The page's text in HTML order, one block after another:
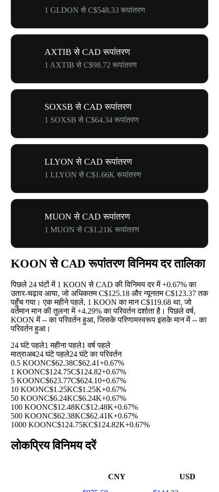
1 GLDON से C$548.33 रूपांतरण
AXTIB से CAD रूपांतरण
1 AXTIB से C$98.72 रूपांतरण
SOXSB से CAD रूपांतरण
1 SOXSB से C$64.34 रूपांतरण
LLYON से CAD रूपांतरण
1 LLYON से C$1.66K रूपांतरण
MUON से CAD रूपांतरण
1 MUON से C$1.21K रूपांतरण
KOON से CAD रूपांतरण विनिमय दर तालिका
पिछले 24 घंटों में 1 KOON से CAD की विनिमय दर में+0.67%का
उतार-चढ़ाव आया, जो अधिकतम C$125.18 और न्यूनतम C$123.37 तक
पहुँच गया। एक महीने पहले, 1 KOON का मान C$119.68 था, जो
वर्तमान मान की तुलना में+4.29%का परिवर्तन दर्शाता है। पिछले वर्ष,
KOON में--का परिवर्तन हुआ, जिसके परिणामस्वरूप इसके मान में--का
परिवर्तन हुआ।
24 घंटे पहले1 महीना पहले1 वर्ष पहले
मात्राअब24 घंटे पहले24 घंटे का परिवर्तन
0.5 KOONC$62.38C$62.41+0.67%
1 KOONC$124.75C$124.82+0.67%
5 KOONC$623.77C$624.10+0.67%
10 KOONC$1.25KC$1.25K+0.67%
50 KOONC$6.24KC$6.24K+0.67%
100 KOONC$12.48KC$12.48K+0.67%
500 KOONC$62.38KC$62.41K+0.67%
1000 KOONC$124.75KC$124.82K+0.67%
लोकप्रिय विनिमय दरें
CNY USD